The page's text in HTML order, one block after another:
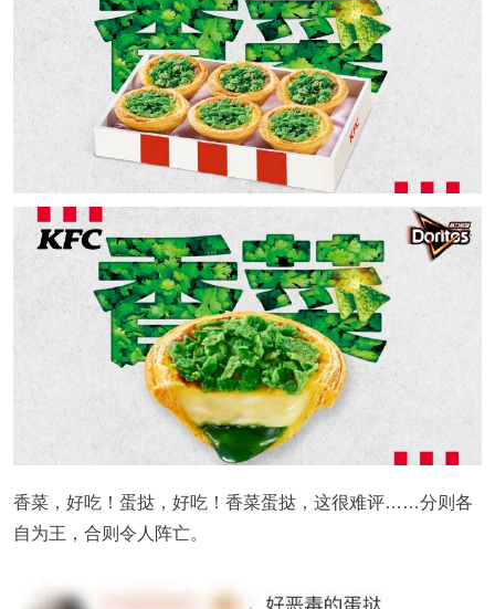
香菜，好吃！蛋挞，好吃！香菜蛋挞，这很难评……分则各
自为王，合则令人阵亡。